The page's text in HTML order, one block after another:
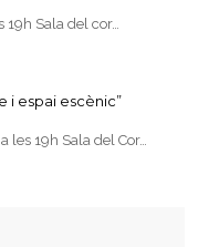
19h Sala del cor…
i espai escènic”
les 19h Sala del Cor…